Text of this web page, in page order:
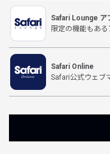
Safari Lounge ア
限定の機能もあ
Safari Online
Safari公式ウェブ